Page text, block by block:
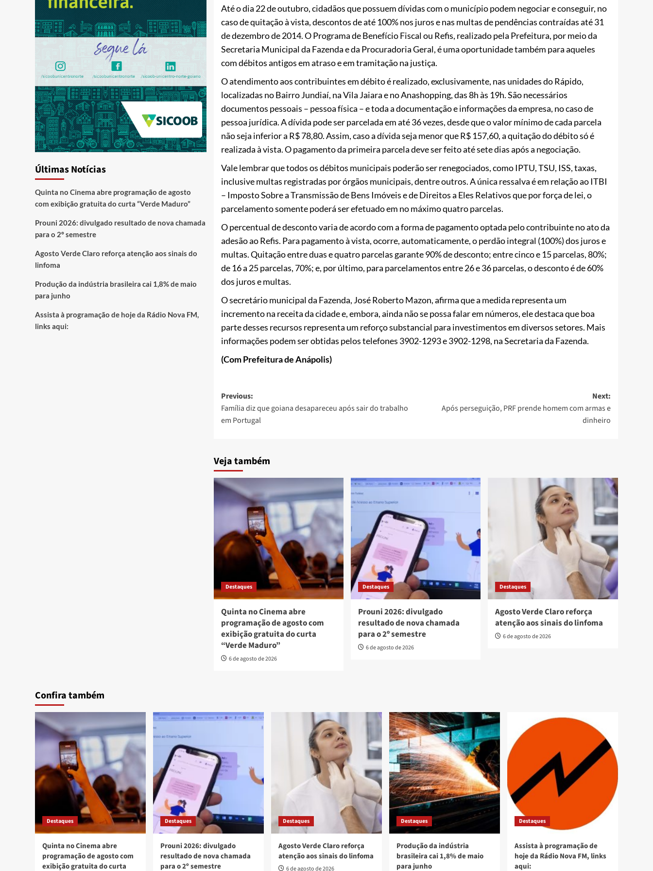
Até o dia 22 de outubro, cidadãos que possuem dívidas com o município podem negociar e conseguir, no
caso de quitação à vista, descontos de até 100% nos juros e nas multas de pendências contraídas até 31
de dezembro de 2014. O Programa de Benefício Fiscal ou Refis, realizado pela Prefeitura, por meio da
Secretaria Municipal da Fazenda e da Procuradoria Geral, é uma oportunidade também para aqueles
com débitos antigos em atraso e em tramitação na justiça.
O atendimento aos contribuintes em débito é realizado, exclusivamente, nas unidades do Rápido,
localizadas no Bairro Jundiaí, na Vila Jaiara e no Anashopping, das 8h às 19h. São necessários
documentos pessoais – pessoa física – e toda a documentação e informações da empresa, no caso de
pessoa jurídica. A dívida pode ser parcelada em até 36 vezes, desde que o valor mínimo de cada parcela
não seja inferior a R$ 78,80. Assim, caso a dívida seja menor que R$ 157,60, a quitação do débito só é
realizada à vista. O pagamento da primeira parcela deve ser feito até sete dias após a negociação.
Vale lembrar que todos os débitos municipais poderão ser renegociados, como IPTU, TSU, ISS, taxas,
inclusive multas registradas por órgãos municipais, dentre outros. A única ressalva é em relação ao ITBI
– Imposto Sobre a Transmissão de Bens Imóveis e de Direitos a Eles Relativos que por força de lei, o
parcelamento somente poderá ser efetuado em no máximo quatro parcelas.
O percentual de desconto varia de acordo com a forma de pagamento optada pelo contribuinte no ato da
adesão ao Refis. Para pagamento à vista, ocorre, automaticamente, o perdão integral (100%) dos juros e
multas. Quitação entre duas e quatro parcelas garante 90% de desconto; entre cinco e 15 parcelas, 80%;
de 16 a 25 parcelas, 70%; e, por último, para parcelamentos entre 26 e 36 parcelas, o desconto é de 60%
dos juros e multas.
O secretário municipal da Fazenda, José Roberto Mazon, afirma que a medida representa um
incremento na receita da cidade e, embora, ainda não se possa falar em números, ele destaca que boa
parte desses recursos representa um reforço substancial para investimentos em diversos setores. Mais
informações podem ser obtidas pelos telefones 3902-1293 e 3902-1298, na Secretaria da Fazenda.
(Com Prefeitura de Anápolis)
Post
navigation
Previous:
Família diz que goiana desapareceu após sair do trabalho
em Portugal
Next:
Após perseguição, PRF prende homem com armas e
dinheiro
Veja também
Destaques
Quinta no Cinema abre
programação de agosto com
exibição gratuita do curta
“Verde Maduro”
6 de agosto de 2026
Destaques
Prouni 2026: divulgado
resultado de nova chamada
para o 2º semestre
6 de agosto de 2026
Destaques
Agosto Verde Claro reforça
atenção aos sinais do linfoma
6 de agosto de 2026
Últimas Notícias
Quinta no Cinema abre programação de agosto
com exibição gratuita do curta “Verde Maduro”
Prouni 2026: divulgado resultado de nova chamada
para o 2º semestre
Agosto Verde Claro reforça atenção aos sinais do
linfoma
Produção da indústria brasileira cai 1,8% de maio
para junho
Assista à programação de hoje da Rádio Nova FM,
links aqui:
Confira também
Destaques
Quinta no Cinema abre
programação de agosto com
exibição gratuita do curta
Destaques
Prouni 2026: divulgado
resultado de nova chamada
para o 2º semestre
Destaques
Agosto Verde Claro reforça
atenção aos sinais do linfoma
6 de agosto de 2026
Destaques
Produção da indústria
brasileira cai 1,8% de maio
para junho
Destaques
Assista à programação de
hoje da Rádio Nova FM, links
aqui: